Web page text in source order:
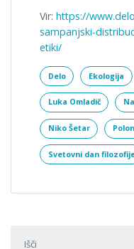
Vir: https://
sampanjski-
etiki/
Delo Ekologija
Luka Omladič
Niko Šetar
Svetovni dan